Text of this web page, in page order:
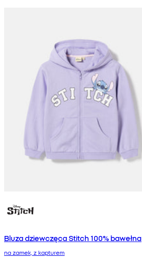
Bluza dziewczęca Stitch 100% bawełna
na zamek, z kapturem